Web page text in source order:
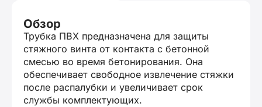
Обзор
Трубка ПВХ предназначена для защиты
стяжного винта от контакта с бетонной
смесью во время бетонирования. Она
обеспечивает свободное извлечение стяжки
после распалубки и увеличивает срок
службы комплектующих.